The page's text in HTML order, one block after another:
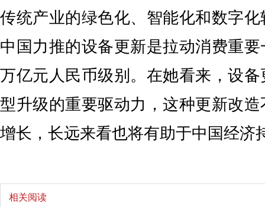
传统产业的绿色化、智能化和数字
中国力推的设备更新是拉动消费重
万亿元人民币级别。在她看来，设
型升级的重要驱动力，这种更新改
增长，长远来看也将有助于中国经济
相关阅读